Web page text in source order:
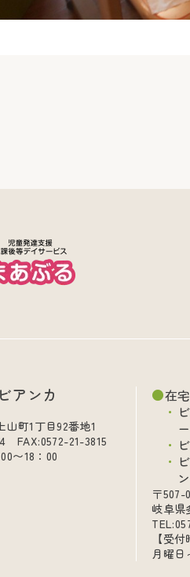
ビアンカ
町1丁目92番地1
FAX:0572-21-3815
〜18：00
在
ー
ン
〒507-
岐阜県
【受付
月曜日